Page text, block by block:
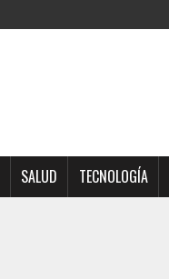
SALUD TECNOLOGÍA